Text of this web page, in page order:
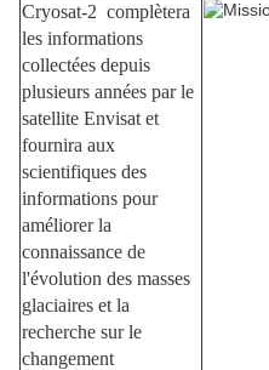
Cryosat-2 complètera
les informations
collectées depuis
plusieurs années par le
satellite Envisat et
fournira aux
scientifiques des
informations pour
améliorer la
connaissance de
l'évolution des masses
glaciaires et la
recherche sur le
changement